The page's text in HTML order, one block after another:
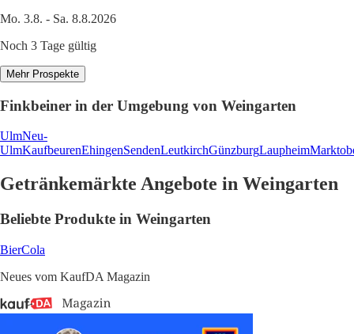
Mo. 3.8. - Sa. 8.8.2026
Noch 3 Tage gültig
Mehr Prospekte
Finkbeiner in der Umgebung von Weingarten
UlmNeu-
UlmKaufbeurenEhingenSendenLeutkirchGünzburgLaupheim
Getränkemärkte Angebote in Weingarten
Beliebte Produkte in Weingarten
BierCola
Neues vom KaufDA Magazin